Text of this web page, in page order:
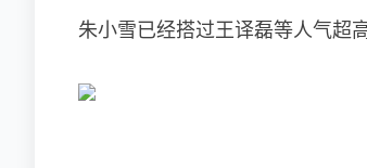
朱小雪已经搭过王译磊等人气超